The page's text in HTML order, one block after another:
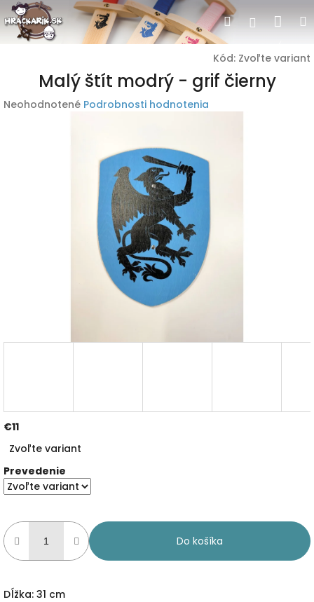
Prejsť
na
obsah
Hľadať
Kód: Zvoľte variant
Malý štít modrý - grif čierny
Priemerné
Neohodnotené Podrobnosti hodnotenia
€11
cena:
Zvoľte variant
Prevedenie
Do košíka
Dĺžka: 31 cm